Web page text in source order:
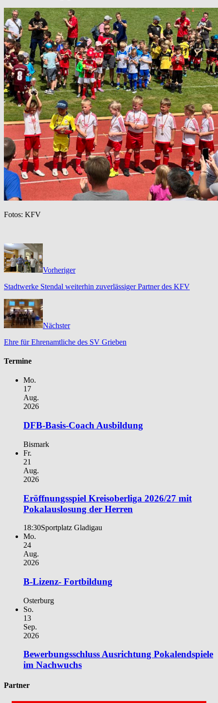
Fotos: KFV
Vorheriger
Stadtwerke Stendal weiterhin zuverlässiger Partner des KFV
Nächster
Ehre für Ehrenamtliche des SV Grieben
Termine
Mo.
17
Aug.
2026
DFB-Basis-Coach Ausbildung
Bismark
Fr.
21
Aug.
2026
Eröffnungsspiel Kreisoberliga 2026/27 mit
Pokalauslosung der Herren
18:30Sportplatz Gladigau
Mo.
24
Aug.
2026
B-Lizenz- Fortbildung
Osterburg
So.
13
Sep.
2026
Bewerbungsschluss Ausrichtung Pokalendspiele
im Nachwuchs
Partner